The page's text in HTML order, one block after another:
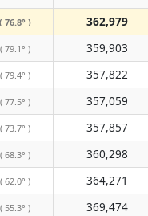
( 76.8° ) 362,979
( 79.1° ) 359,903
( 79.4° ) 357,822
( 77.5° ) 357,059
( 73.7° ) 357,857
( 68.3° ) 360,298
( 62.0° ) 364,271
( 55.3° ) 369,474